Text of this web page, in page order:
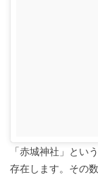
「赤城神社」とい
存在します。その